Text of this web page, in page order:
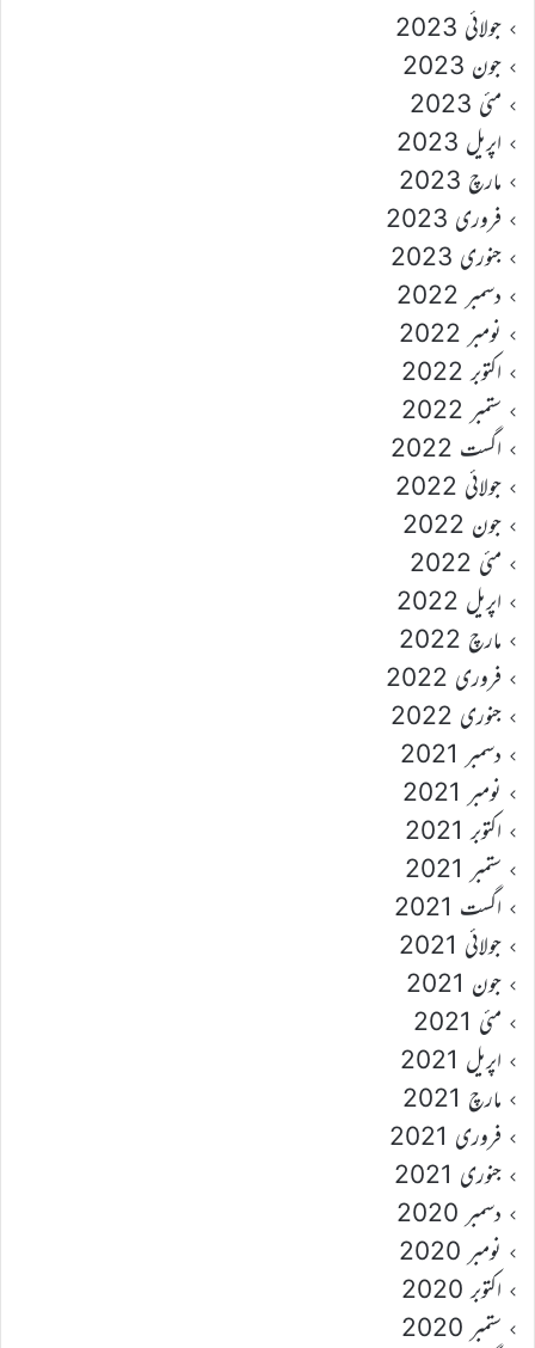
جولائی 2023
جون 2023
مئی 2023
اپریل 2023
مارچ 2023
فروری 2023
جنوری 2023
دسمبر 2022
نومبر 2022
اکتوبر 2022
ستمبر 2022
اگست 2022
جولائی 2022
جون 2022
مئی 2022
اپریل 2022
مارچ 2022
فروری 2022
جنوری 2022
دسمبر 2021
نومبر 2021
اکتوبر 2021
ستمبر 2021
اگست 2021
جولائی 2021
جون 2021
مئی 2021
اپریل 2021
مارچ 2021
فروری 2021
جنوری 2021
دسمبر 2020
نومبر 2020
اکتوبر 2020
ستمبر 2020